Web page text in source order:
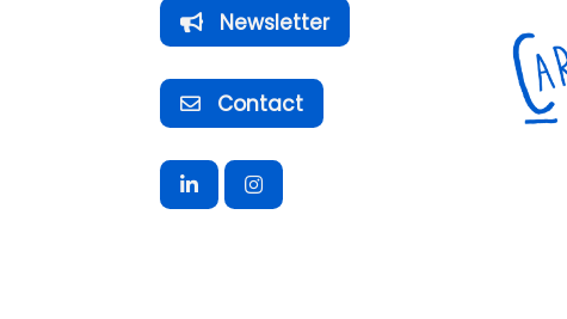
Newsletter
Contact